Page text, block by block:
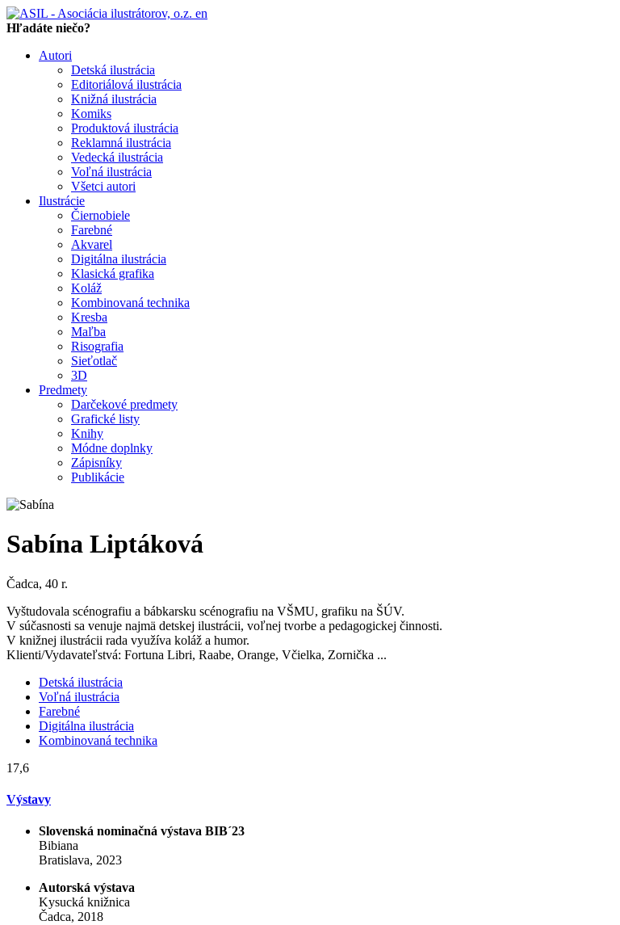
en
Hľadáte niečo?
Autori
Detská ilustrácia
Editoriálová ilustrácia
Knižná ilustrácia
Komiks
Produktová ilustrácia
Reklamná ilustrácia
Vedecká ilustrácia
Voľná ilustrácia
Všetci autori
Ilustrácie
Čiernobiele
Farebné
Akvarel
Digitálna ilustrácia
Klasická grafika
Koláž
Kombinovaná technika
Kresba
Maľba
Risografia
Sieťotlač
3D
Predmety
Darčekové predmety
Grafické listy
Knihy
Módne doplnky
Zápisníky
Publikácie
Sabína Liptáková
Čadca, 40 r.
Vyštudovala scénografiu a bábkarsku scénografiu na VŠMU, grafiku na ŠÚV.
V súčasnosti sa venuje najmä detskej ilustrácii, voľnej tvorbe a pedagogickej činnosti.
V knižnej ilustrácii rada využíva koláž a humor.
Klienti/Vydavateľstvá: Fortuna Libri, Raabe, Orange, Včielka, Zornička ...
Detská ilustrácia
Voľná ilustrácia
Farebné
Digitálna ilustrácia
Kombinovaná technika
17,6
Výstavy
Slovenská nominačná výstava BIB´23
Bibiana
Bratislava, 2023
Autorská výstava
Kysucká knižnica
Čadca, 2018